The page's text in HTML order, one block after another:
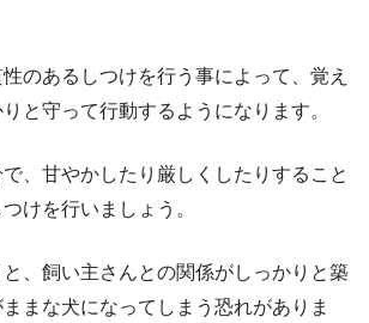
のあるしつけを行う事によって、覚え
と守って行動するようになります。
、甘やかしたり厳しくしたりすること
けを行いましょう。
、飼い主さんとの関係がしっかりと築
まな犬になってしまう恐れがありま